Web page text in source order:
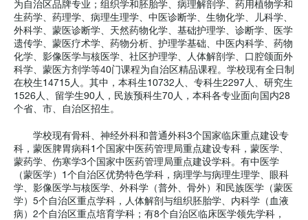
为自治区品牌专业；组织学和胚胎学、病理解剖学、药用植物学和
生药学、药理学、病理生理学、中医诊断学、生物化学、儿科学、
外科学、蒙医诊断学、天然药物化学、基础护理学、诊断学、医学
遗传学、蒙医疗术学、药物分析、护理学基础、中医内科学、药物
化学、影像医学与核医学、社区护理学、人体解剖学、口腔颌面外
科学、蒙医方剂学等40门课程为自治区精品课程。学校现有全日制
在校生14715人。其中，本科生10732人、专科生2297人、研究生
1526人、留学生90人，民族预科生70人，本科各专业面向国内28
个省、市、自治区招生。
学校现有骨科、神经外科和普通外科3个国家临床重点建设专
科，蒙医脾胃病科1个国家中医药管理局重点建设专科，蒙医学、
蒙药学、伤寒学3个国家中医药管理局重点建设学科。有中医学
（蒙医学）1个自治区优势特色学科，病理学与病理生理学、眼科
学、影像医学与核医学、外科学（普外、骨外）和民族医学（蒙医
学）5个自治区重点学科，人体解剖与组织胚胎学、内科学（血液
病）2个自治区重点培育学科；有8个自治区临床医学领先学科，